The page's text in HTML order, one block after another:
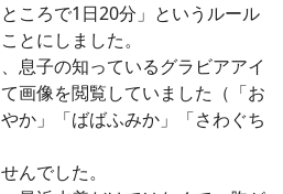
ころで1日20分」というルール
とにしました。
息子の知っているグラビアアイ
画像を閲覧していました（「お
か」「ばばふみか」「さわぐち
んでした。